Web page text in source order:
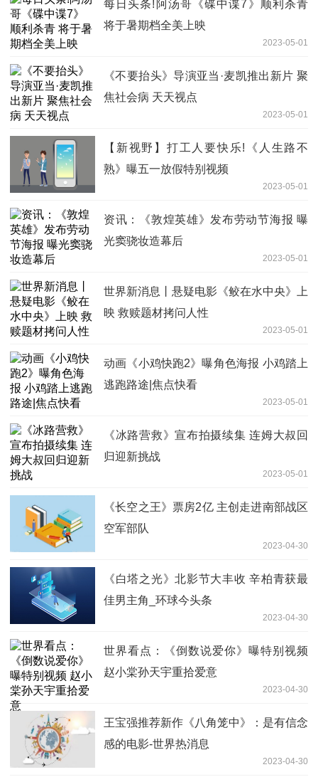
每日头条!阿汤哥《碟中谍7》顺利杀青
将于暑期档全美上映
2023-05-01
《不要抬头》导演亚当·麦凯推出新片 聚
焦社会病 天天视点
2023-05-01
【新视野】打工人要快乐!《人生路不
熟》曝五一放假特别视频
2023-05-01
资讯：《敦煌英雄》发布劳动节海报 曝
光窦骁妆造幕后
2023-05-01
世界新消息丨悬疑电影《鲛在水中央》上
映 救赎题材拷问人性
2023-05-01
动画《小鸡快跑2》曝角色海报 小鸡踏上
逃跑路途|焦点快看
2023-05-01
《冰路营救》宣布拍摄续集 连姆大叔回
归迎新挑战
2023-05-01
《长空之王》票房2亿 主创走进南部战区
空军部队
2023-04-30
《白塔之光》北影节大丰收 辛柏青获最
佳男主角_环球今头条
2023-04-30
世界看点：《倒数说爱你》曝特别视频
赵小棠孙天宇重拾爱意
2023-04-30
王宝强推荐新作《八角笼中》：是有信念
感的电影-世界热消息
2023-04-30